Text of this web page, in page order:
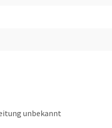
unbekannt